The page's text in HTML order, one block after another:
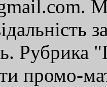
Рубрика
промо-